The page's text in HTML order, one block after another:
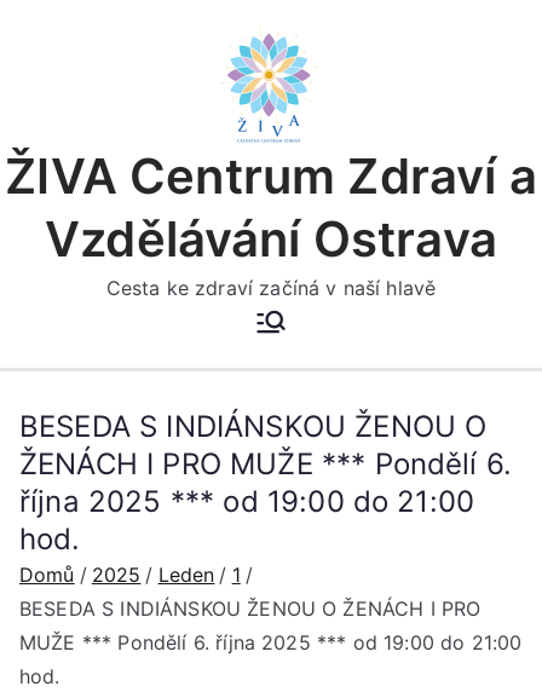
ŽIVA Centrum Zdraví a
Vzdělávání Ostrava
Cesta ke zdraví začíná v naší hlavě
BESEDA S INDIÁNSKOU ŽENOU O
ŽENÁCH I PRO MUŽE *** Pondělí 6.
října 2025 *** od 19:00 do 21:00
hod.
Domů 2025 Leden
1
BESEDA S INDIÁNSKOU ŽENOU O ŽENÁCH I PRO
MUŽE *** Pondělí 6. října 2025 *** od 19:00 do 21:00
hod.